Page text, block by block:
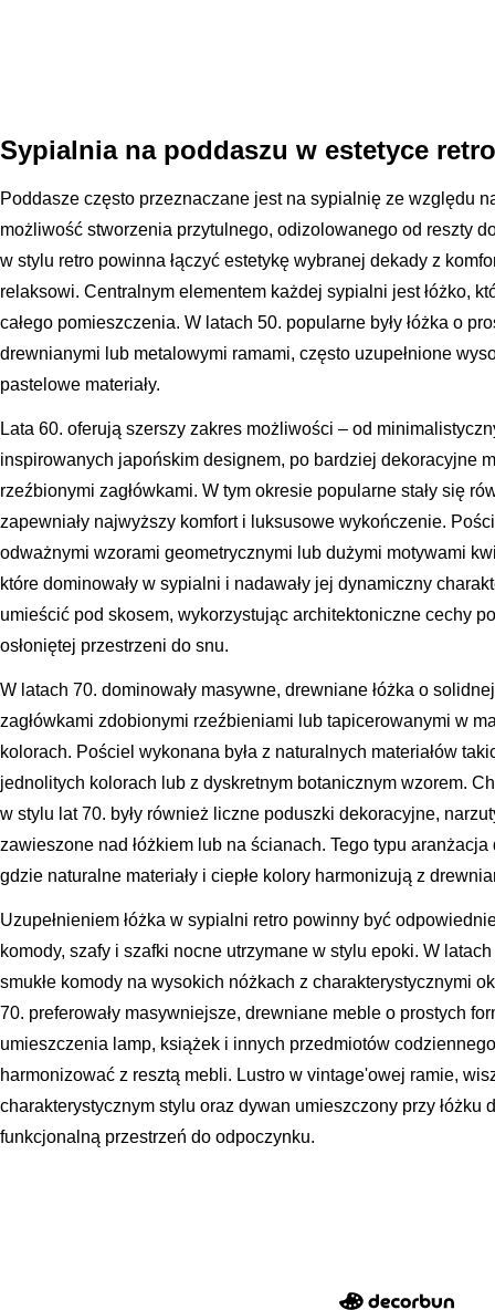
Sypialnia na poddaszu w estetyce retro
Poddasze często przeznaczane jest na sypialnię ze względu
możliwość stworzenia przytulnego, odizolowanego od reszty
w stylu retro powinna łączyć estetykę wybranej dekady z
relaksowi. Centralnym elementem każdej sypialni jest łóżko,
całego pomieszczenia. W latach 50. popularne były łóżka o
drewnianymi lub metalowymi ramami, często uzupełnione
pastelowe materiały.
Lata 60. oferują szerszy zakres możliwości – od
inspirowanych japońskim designem, po bardziej dekoracyjne
rzeźbionymi zagłówkami. W tym okresie popularne stały się
zapewniały najwyższy komfort i luksusowe wykończenie.
odważnymi wzorami geometrycznymi lub dużymi motywami
które dominowały w sypialni i nadawały jej dynamiczny
umieścić pod skosem, wykorzystując architektoniczne cechy
osłoniętej przestrzeni do snu.
W latach 70. dominowały masywne, drewniane łóżka o
zagłówkami zdobionymi rzeźbieniami lub tapicerowanymi w
kolorach. Pościel wykonana była z naturalnych materiałów
jednolitych kolorach lub z dyskretnym botanicznym wzorem.
w stylu lat 70. były również liczne poduszki dekoracyjne,
zawieszone nad łóżkiem lub na ścianach. Tego typu
gdzie naturalne materiały i ciepłe kolory harmonizują z
Uzupełnieniem łóżka w sypialni retro powinny być
komody, szafy i szafki nocne utrzymane w stylu epoki. W
smukłe komody na wysokich nóżkach z charakterystycznymi
70. preferowały masywniejsze, drewniane meble o prostych
umieszczenia lamp, książek i innych przedmiotów
harmonizować z resztą mebli. Lustro w vintage'owej ramie,
charakterystycznym stylu oraz dywan umieszczony przy łóżku
funkcjonalną przestrzeń do odpoczynku.